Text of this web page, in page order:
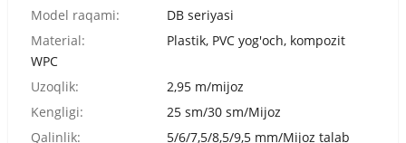
Model raqami:
DB seriyasi
Material:
Plastik, PVC yog'och, kompozit
WPC
Uzoqlik:
2,95 m/mijoz
Kengligi:
25 sm/30 sm/Mijoz
Qalinlik:
5/6/7,5/8,5/9,5 mm/Mijoz talab